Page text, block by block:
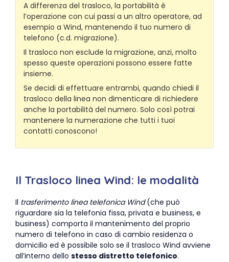
A differenza del trasloco, la portabilità è
l’operazione con cui passi a un altro operatore, ad
esempio a Wind, mantenendo il tuo numero di
telefono (c.d. migrazione).
Il trasloco non esclude la migrazione, anzi, molto
spesso queste operazioni possono essere fatte
insieme.
Se decidi di effettuare entrambi, quando chiedi il
trasloco della linea non dimenticare di richiedere
anche la portabilità del numero. Solo così potrai
mantenere la numerazione che tutti i tuoi
contatti conoscono!
Il Trasloco linea Wind: le modalità
Il trasferimento linea telefonica Wind(che può
riguardare sia la telefonia fissa, privata e business, e
business) comporta il mantenimento del proprio
numero di telefono in caso di cambio residenza o
domicilio ed è possibile solo se il trasloco Wind avviene
all’interno dello stesso distretto telefonico.